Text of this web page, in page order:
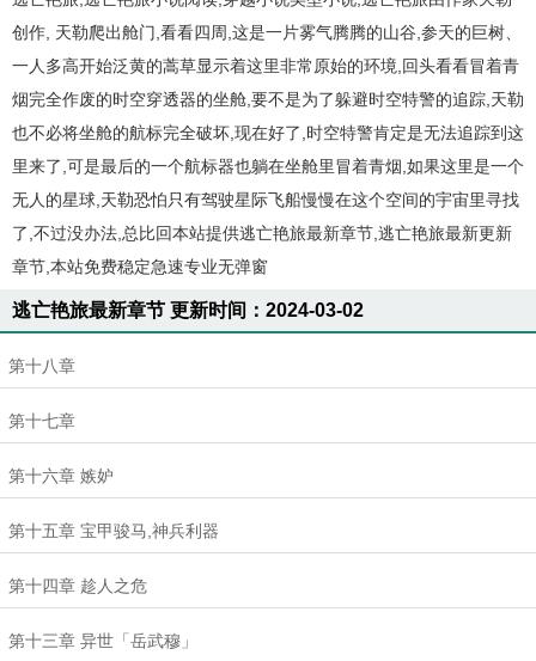
创作, 天勒爬出舱门,看看四周,这是一片雾气腾腾的山谷,参天的巨树、
一人多高开始泛黄的蒿草显示着这里非常原始的环境,回头看看冒着青
烟完全作废的时空穿透器的坐舱,要不是为了躲避时空特警的追踪,天勒
也不必将坐舱的航标完全破坏,现在好了,时空特警肯定是无法追踪到这
里来了,可是最后的一个航标器也躺在坐舱里冒着青烟,如果这里是一个
无人的星球,天勒恐怕只有驾驶星际飞船慢慢在这个空间的宇宙里寻找
了,不过没办法,总比回本站提供逃亡艳旅最新章节,逃亡艳旅最新更新
章节,本站免费稳定急速专业无弹窗
逃亡艳旅最新章节 更新时间：2024-03-02
第十八章
第十七章
第十六章 嫉妒
第十五章 宝甲骏马,神兵利器
第十四章 趁人之危
第十三章 异世「岳武穆」